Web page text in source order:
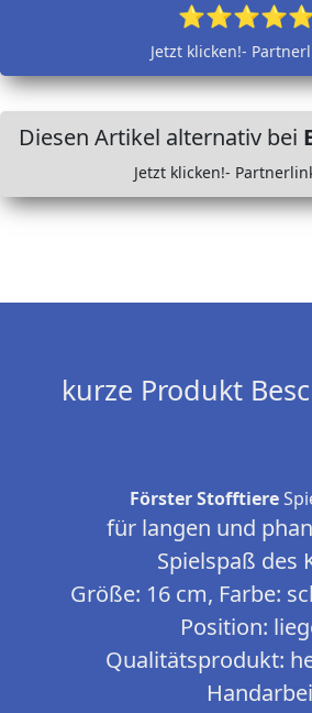
Jetzt klicken!-
Diesen Artikel alternativ bei
Jetzt klicken!-
kurze Produkt
Förster Stofftiere
für langen und
Spielspaß des
Größe: 16 cm, Farbe:
Position:
Qualitätsprodukt: